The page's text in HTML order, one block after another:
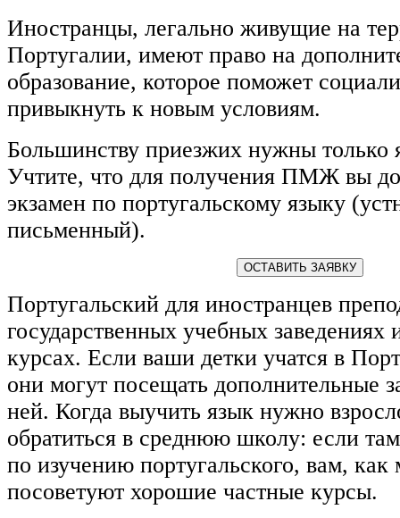
Иностранцы, легально живущие на
Португалии, имеют право на
образование, которое поможет
привыкнуть к новым условиям.
Большинству приезжих нужны только
Учтите, что для получения ПМЖ вы
экзамен по португальскому языку
письменный).
ОСТАВИТЬ ЗАЯВКУ
Португальский для иностранцев
государственных учебных заведениях
курсах. Если ваши детки учатся в
они могут посещать дополнительные
ней. Когда выучить язык нужно
обратиться в среднюю школу: если
по изучению португальского, вам,
посоветуют хорошие частные курсы.